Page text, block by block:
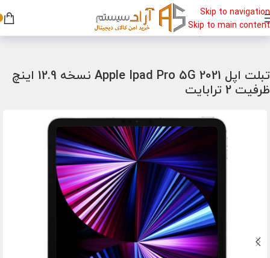
Skip to navigation
Skip to main content
خانه/تبلت/تبلت اپل
تبلت اپل Apple Ipad Pro 5G 2021 نسخه 12.9 اینچ
ظرفیت 2 ترابایت